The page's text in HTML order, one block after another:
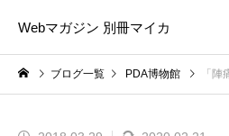
Webマガジン 別冊マイカ
ブログ一覧 PDA博物館 「陣痛なう